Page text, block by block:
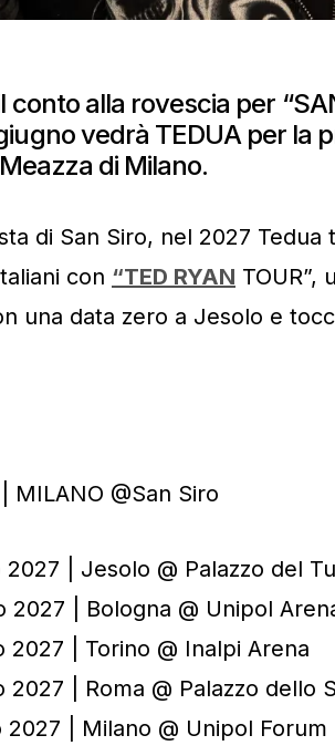
conto alla rovescia per
vedrà TEDUA per la
di Milano.
di San Siro, nel 2027
con “TED RYAN TOUR”,
una data zero a Jesolo e
MILANO @San Siro
2027 | Jesolo @ Palazzo del
2027 | Bologna @ Unipol
2027 | Torino @ Inalpi Arena
2027 | Roma @ Palazzo dello
2027 | Milano @ Unipol Forum